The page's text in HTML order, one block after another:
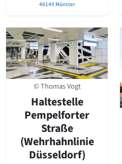
48149 Münster
© Thomas Vogt
Haltestelle
Pempelforter
Straße
(Wehrhahnlinie
Düsseldorf)